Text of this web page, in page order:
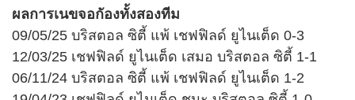
ผลการเนขจอกัองทั้งสองทีม
09/05/25 บริสตอล ซิตี้ แพ้ เชฟฟิลด์ ยูไนเต็ด 0-3
12/03/25 เชฟฟิลด์ ยูไนเต็ด เสมอ บริสตอล ซิตี้ 1-1
06/11/24 บริสตอล ซิตี้ แพ้ เชฟฟิลด์ ยูไนเต็ด 1-2